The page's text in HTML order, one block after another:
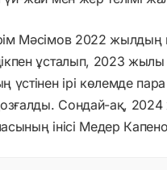
Мәсімов 2022 жылдың
ұсталып, 2023
үстінен ірі көлемде
Сондай-ақ,
інісі Медер